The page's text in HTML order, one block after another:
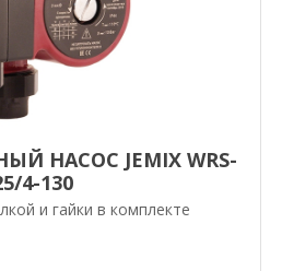
НАСОС JEMIX WRS-
4-130
и гайки в комплекте